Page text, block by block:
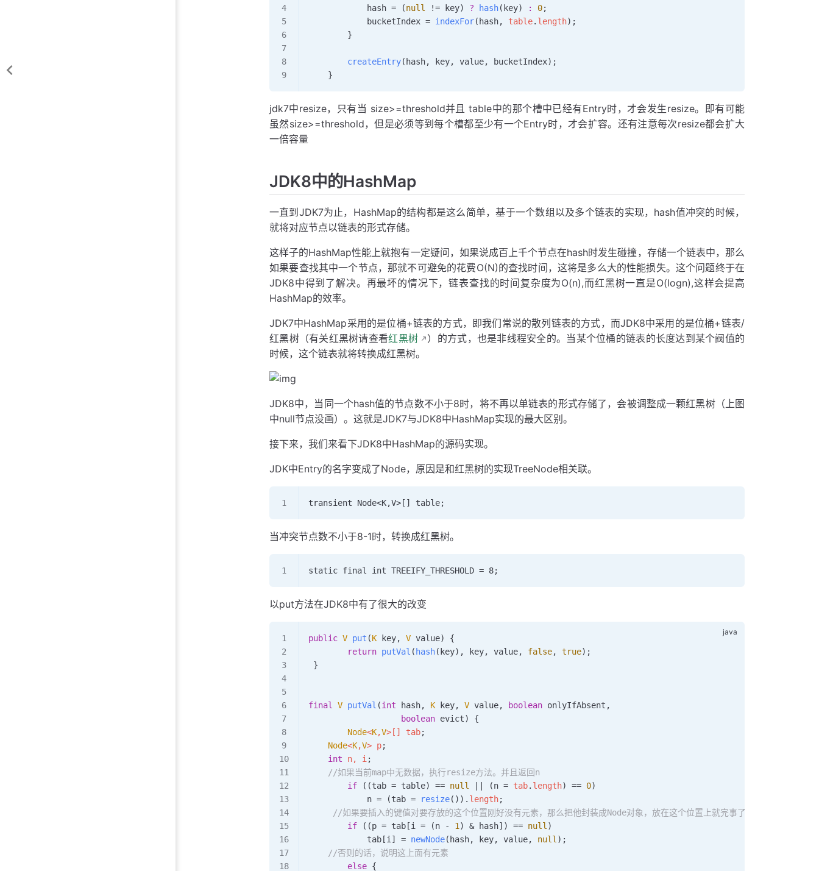
            hash
= (null != key) ? hash(key) : 0;
            bucketIndex
= indexFor(hash, table. length) ;
        }
        createEntry
(hash, key, value, bucketIndex) ;
    }
jdk7中resize，只有当 size>=threshold并且 table中的那个槽中已经有Entry时，才会发生resize。即有可能
虽然size>=threshold，但是必须等到每个槽都至少有一个Entry时，才会扩容。还有注意每次resize都会扩大
一倍容量
JDK8中的HashMap
一直到JDK7为止，HashMap的结构都是这么简单，基于一个数组以及多个链表的实现，hash值冲突的时候，
就将对应节点以链表的形式存储。
这样子的HashMap性能上就抱有一定疑问，如果说成百上千个节点在hash时发生碰撞，存储一个链表中，那么
如果要查找其中一个节点，那就不可避免的花费O(N)的查找时间，这将是多么大的性能损失。这个问题终于在
JDK8中得到了解决。再最坏的情况下，链表查找的时间复杂度为O(n),而红黑树一直是O(logn),这样会提高
HashMap的效率。
JDK7中HashMap采用的是位桶+链表的方式，即我们常说的散列链表的方式，而JDK8中采用的是位桶+链表/
红黑树（有关红黑树请查看红黑树
）的方式，也是非线程安全的。当某个位桶的链表的长度达到某个阀值的
时候，这个链表就将转换成红黑树。
JDK8中，当同一个hash值的节点数不小于8时，将不再以单链表的形式存储了，会被调整成一颗红黑树（上图
中null节点没画）。这就是JDK7与JDK8中HashMap实现的最大区别。
接下来，我们来看下JDK8中HashMap的源码实现。
JDK中Entry的名字变成了Node，原因是和红黑树的实现TreeNode相关联。
transient Node<K,V>[] table;
当冲突节点数不小于8-1时，转换成红黑树。
static final int TREEIFY_THRESHOLD = 8;
以put方法在JDK8中有了很大的改变
public V put (K key, V value) {
        return
putVal (hash(key) , key, value, false, true) ;
}
final V putVal (int hash, K key, V value, boolean onlyIfAbsent ,
                   boolean
evict) {
        Node
<K,V>[] tab;
	Node
<K,V> p;
	int
n, i ;
	//如果当前map中无数据，执行resize方法。并且返回n
        if
((tab = table) == null || (n = tab. length) == 0)
            n
= (tab = resize()) . length;
	 //如果要插入的键值对要存放的这个位置刚好没有元素，那么把他封装成Node对象，放在这个位置上就完事了
        if
((p = tab[i = (n - 1 ) & hash]) == null )
            tab[i]
= newNode(hash, key, value, null ) ;
	//否则的话，说明这上面有元素
        else
{